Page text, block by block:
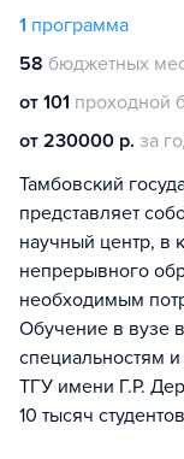
1 программа
58 бюджетных
от 101 проходной
от 230000 р. за
Тамбовский
представляет
научный центр, в
непрерывного
необходимым
Обучение в вузе
специальностям
ТГУ имени Г.Р.
10 тысяч